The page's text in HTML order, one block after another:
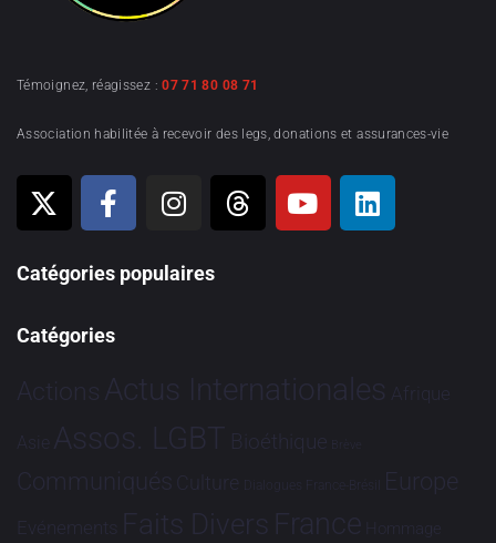
Témoignez, réagissez :07 71 80 08 71
Association habilitée à recevoir des legs, donations et assurances-vie
Catégories populaires
Catégories
Actions Actus Internationales Afrique
Asie Assos. LGBT Bioéthique Brève
Communiqués Culture Dialogues France-Brésil Europe
Evénements Faits Divers France Hommage